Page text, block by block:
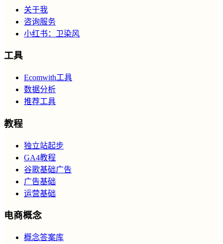
关于我
咨询服务
小红书：卫染风
工具
Ecomwith工具
数据分析
推荐工具
教程
独立站起步
GA4教程
谷歌基础广告
广告基础
运营基础
电商概念
概念答案库